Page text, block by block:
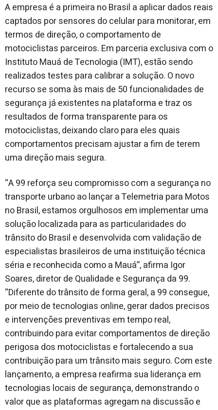
A empresa é a primeira no Brasil a aplicar dados reais
captados por sensores do celular para monitorar, em
termos de direção, o comportamento de
motociclistas parceiros. Em parceria exclusiva com o
Instituto Mauá de Tecnologia (IMT), estão sendo
realizados testes para calibrar a solução. O novo
recurso se soma às mais de 50 funcionalidades de
segurança já existentes na plataforma e traz os
resultados de forma transparente para os
motociclistas, deixando claro para eles quais
comportamentos precisam ajustar a fim de terem
uma direção mais segura.
“A 99 reforça seu compromisso com a segurança no
transporte urbano ao lançar a Telemetria para Motos
no Brasil, estamos orgulhosos em implementar uma
solução localizada para as particularidades do
trânsito do Brasil e desenvolvida com validação de
especialistas brasileiros de uma instituição técnica
séria e reconhecida como a Mauá”, afirma Igor
Soares, diretor de Qualidade e Segurança da 99.
“Diferente do trânsito de forma geral, a 99 consegue,
por meio de tecnologias online, gerar dados precisos
e intervenções preventivas em tempo real,
contribuindo para evitar comportamentos de direção
perigosa dos motociclistas e fortalecendo a sua
contribuição para um trânsito mais seguro. Com este
lançamento, a empresa reafirma sua liderança em
tecnologias locais de segurança, demonstrando o
valor que as plataformas agregam na discussão e